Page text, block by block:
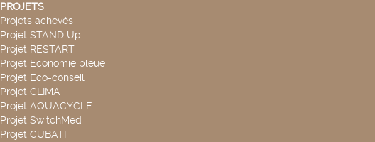
PROJETS
Projets achevés
Projet STAND Up
Projet RESTART
Projet Economie bleue
Projet Eco-conseil
Projet CLIMA
Projet AQUACYCLE
Projet SwitchMed
Projet CUBATI